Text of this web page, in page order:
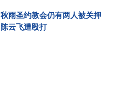
秋雨圣约教会仍有两人被关押
陈云飞遭殴打